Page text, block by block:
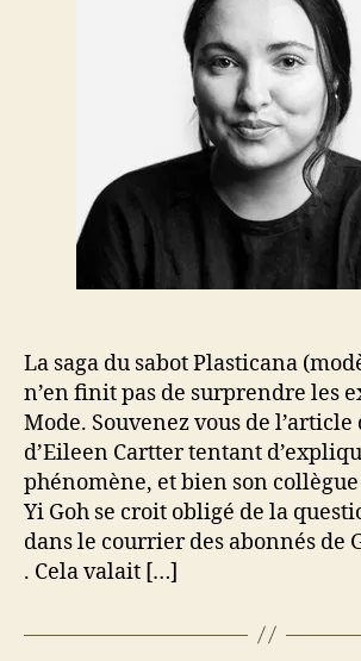
La saga du sabot Plasticana
n’en finit pas de surprendre les
Mode. Souvenez vous de l’article
d’Eileen Cartter tentant
phénomène, et bien son
Yi Goh se croit obligé de la
dans le courrier des abonnés de
. Cela valait […]